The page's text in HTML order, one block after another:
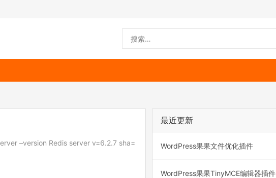
–version Redis server v=6.2.7 sha=
最近更新
WordPress果果文件优化插件
WordPress果果TinyMCE编辑器插件